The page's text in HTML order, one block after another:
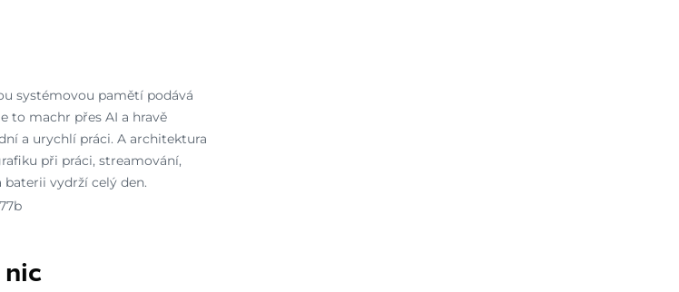
systémovou pamětí podává
to machr přes AI a hravě
a urychlí práci. A architektura
při práci, streamování,
vydrží celý den.
nic